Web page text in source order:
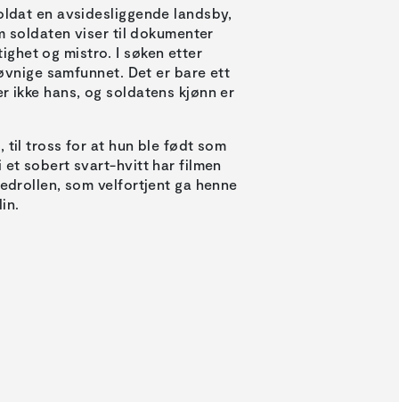
en avsidesliggende landsby,
soldaten viser til dokumenter
og mistro. I søken etter
samfunnet. Det er bare ett
ikke hans, og soldatens kjønn er
til tross for at hun ble født som
et sobert svart-hvitt har filmen
som velfortjent ga henne